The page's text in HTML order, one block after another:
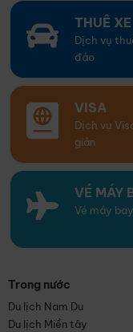
THUÊ XE
Dịch vụ
đáo
VISA
Dịch vụ
giản
VÉ MÁY
Vé máy
Trong nước
Du lịch Nam Du
Du lịch Miền tây